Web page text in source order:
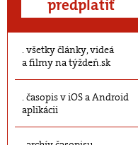
predplatiť
všetky články, videá
a filmy na týždeň.sk
časopis v iOS a Android
aplikácii